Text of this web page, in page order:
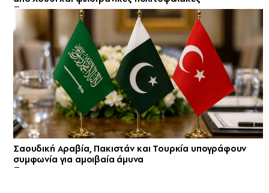
Σαουδική Αραβία, Πακιστάν και Τουρκία υπογράφουν
συμφωνία για αμοιβαία άμυνα